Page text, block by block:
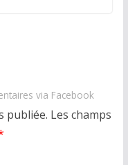
via Facebook
publiée. Les champs